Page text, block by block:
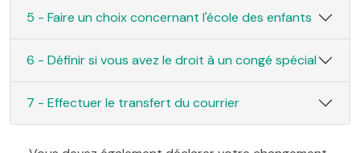
5 - Faire un choix concernant l'école des enfants
6 - Définir si vous avez le droit à un congé spécial
7 - Effectuer le transfert du courrier